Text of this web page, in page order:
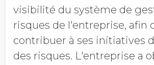
visibilité du système de
risques de l'entreprise, afin
contribuer à ses initiatives
des risques. L'entreprise a